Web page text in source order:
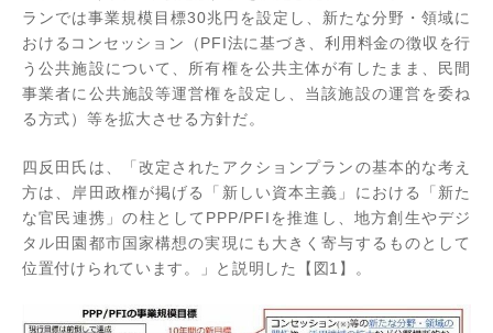
ランでは事業規模目標30兆円を設定し、新たな分野・領域に
おけるコンセッション（PFI法に基づき、利用料金の徴収を行
う公共施設について、所有権を公共主体が有したまま、民間
事業者に公共施設等運営権を設定し、当該施設の運営を委ね
る方式）等を拡大させる方針だ。
四反田氏は、「改定されたアクションプランの基本的な考え
方は、岸田政権が掲げる「新しい資本主義」における「新た
な官民連携」の柱としてPPP/PFIを推進し、地方創生やデジ
タル田園都市国家構想の実現にも大きく寄与するものとして
位置付けられています。」と説明した【図1】。